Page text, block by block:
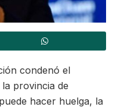
condenó el
provincia de
hacer huelga, la